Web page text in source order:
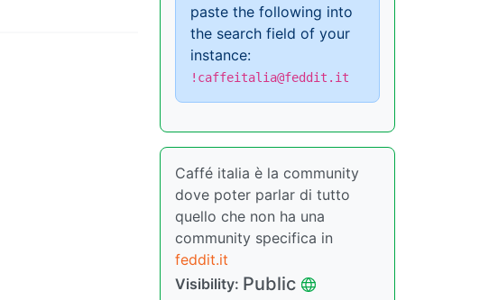
paste the following into
the search field of your
instance:
!caffeitalia@feddit.it
Caffé italia è la community
dove poter parlar di tutto
quello che non ha una
community specifica in
feddit.it
Visibility: Public